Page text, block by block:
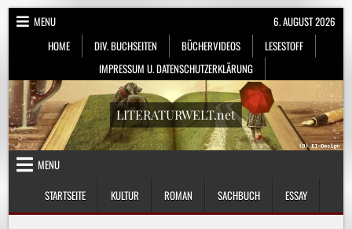
Skip
MENU
HOME
DIV. BUCHSEITEN BÜCHERVIDEOS
LESESTOFF
IMPRESSUM U. DATENSCHUTZERKLÄRUNG
6. AUGUST 2026
LITERATURWELT.net
MENU
STARTSEITE
KULTUR ROMAN SACHBUCH ESSAY